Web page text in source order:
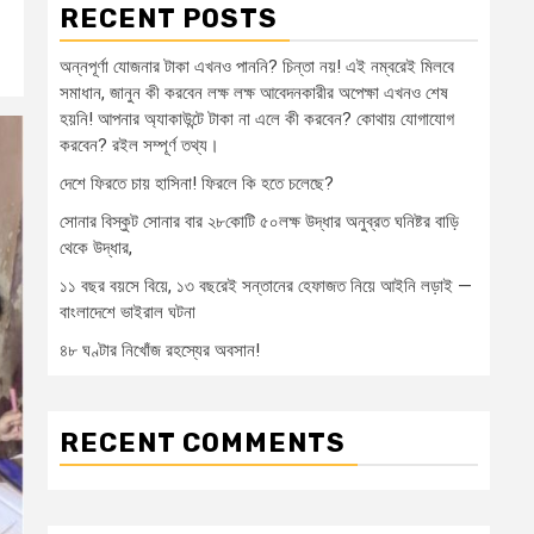
RECENT POSTS
অন্নপূর্ণা যোজনার টাকা এখনও পাননি? চিন্তা নয়! এই নম্বরেই মিলবে
সমাধান, জানুন কী করবেন লক্ষ লক্ষ আবেদনকারীর অপেক্ষা এখনও শেষ
হয়নি! আপনার অ্যাকাউন্টে টাকা না এলে কী করবেন? কোথায় যোগাযোগ
করবেন? রইল সম্পূর্ণ তথ্য।
দেশে ফিরতে চায় হাসিনা! ফিরলে কি হতে চলেছে?
সোনার বিস্কুট সোনার বার ২৮কোটি ৫০লক্ষ উদ্ধার অনুব্রত ঘনিষ্টর বাড়ি
থেকে উদ্ধার,
১১ বছর বয়সে বিয়ে, ১৩ বছরেই সন্তানের হেফাজত নিয়ে আইনি লড়াই —
বাংলাদেশে ভাইরাল ঘটনা
৪৮ ঘণ্টার নিখোঁজ রহস্যের অবসান!
RECENT COMMENTS